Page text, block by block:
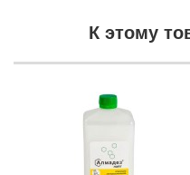
К этому